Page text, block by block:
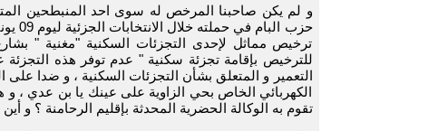
و لم يكن صاحبنا المرخص له سوى احد المنبطحين
ترخيص مماثل لإحدى التجزئات السكنية "مغنية "
للترخيص بإقامة تجزئة سكنية " عدم توفر هذه
التعمير و المتعلق بشأن التجزئات السكنية ، و ضدا
الكهربائي الخاص بحي الزاوية على عينك يا بن عدي ، و
تقوم به الوكالة الحضرية المحدثة بإقليم الرحامنة ؟ و